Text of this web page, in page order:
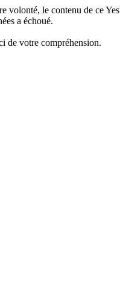
volonté, le contenu de ce
a échoué.
de votre compréhension.